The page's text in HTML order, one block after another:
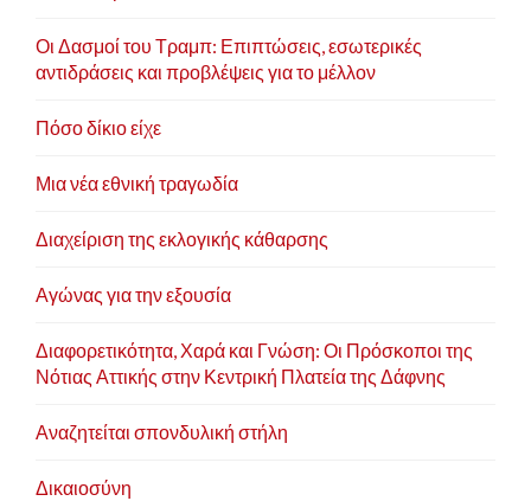
Οι Δασμοί του Τραμπ: Επιπτώσεις, εσωτερικές
αντιδράσεις και προβλέψεις για το μέλλον
Πόσο δίκιο είχε
Μια νέα εθνική τραγωδία
Διαχείριση της εκλογικής κάθαρσης
Αγώνας για την εξουσία
Διαφορετικότητα, Χαρά και Γνώση: Οι Πρόσκοποι της
Νότιας Αττικής στην Κεντρική Πλατεία της Δάφνης
Αναζητείται σπονδυλική στήλη
Δικαιοσύνη